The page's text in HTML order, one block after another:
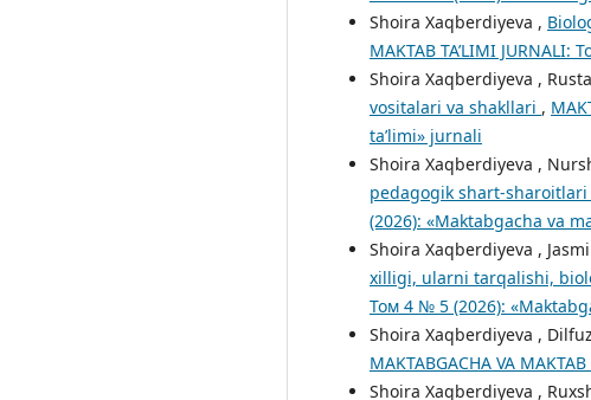
Shoira Xaqberdiyeva ,
MAKTAB TA’LIMI
Shoira Xaqberdiyeva ,
vositalari va shakllari ,
ta’limi» jurnali
Shoira Xaqberdiyeva ,
pedagogik shart-
(2026): «Maktabgacha va
Shoira Xaqberdiyeva ,
xilligi, ularni tarqalishi,
Том 4 № 5 (2026):
Shoira Xaqberdiyeva ,
MAKTABGACHA VA
Shoira Xaqberdiyeva ,